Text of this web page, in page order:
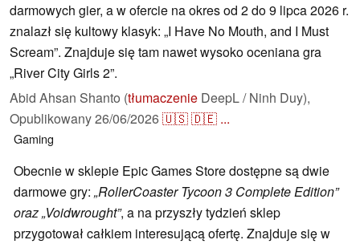
darmowych gier, a w ofercie na okres od 2 do 9 lipca 2026 r.
znalazł się kultowy klasyk: „I Have No Mouth, and I Must
Scream”. Znajduje się tam nawet wysoko oceniana gra
„River City Girls 2”.
Abid Ahsan Shanto (tłumaczenie DeepL / Ninh Duy),
Opublikowany26/06/2026🇺🇸🇩🇪 ...
Gaming
Obecnie w sklepie Epic Games Store dostępne są dwie
darmowe gry: „RollerCoaster Tycoon 3 Complete Edition”
oraz„Voidwrought”, a na przyszły tydzień sklep
przygotował całkiem interesującą ofertę. Znajduje się w